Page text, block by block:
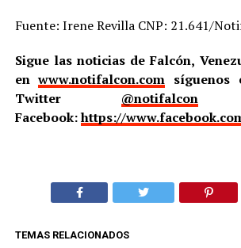
Fuente: Irene Revilla CNP: 21.641/
Sigue las noticias de Falcón,
enwww.notifalcon.com síguenos
Twitter @notifalcony
Facebook:https://
TEMAS RELACIONADOS